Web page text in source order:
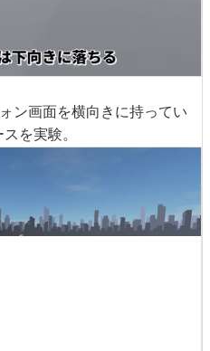
ン画面を横向きに持ってい
を実験。